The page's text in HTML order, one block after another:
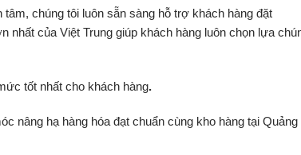
chúng tôi luôn sẵn sàng hỗ trợ khách hàng đặt
nhất của Việt Trung giúp khách hàng luôn chọn lựa
tốt nhất cho khách hàng.
nâng hạ hàng hóa đạt chuẩn cùng kho hàng tại Quảng